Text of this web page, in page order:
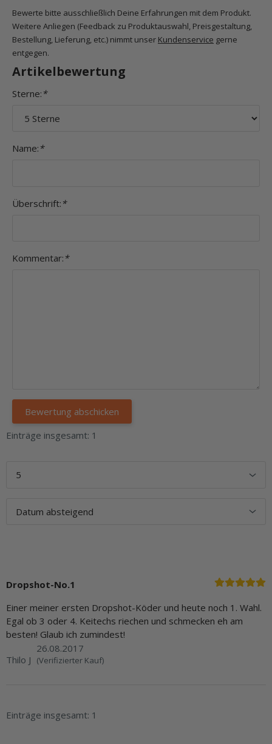
Bewerte bitte ausschließlich Deine Erfahrungen mit dem Produkt.
Weitere Anliegen (Feedback zu Produktauswahl, Preisgestaltung,
Bestellung, Lieferung, etc.) nimmt unser Kundenservice gerne
entgegen.
Artikelbewertung
Sterne: *
Name: *
Überschrift: *
Kommentar: *
Einträge insgesamt: 1
Dropshot-No.1
Einer meiner ersten Dropshot-Köder und heute noch 1. Wahl.
Egal ob 3 oder 4. Keitechs riechen und schmecken eh am
besten! Glaub ich zumindest!
Thilo J
26.08.2017
(Verifizierter Kauf)
Einträge insgesamt: 1